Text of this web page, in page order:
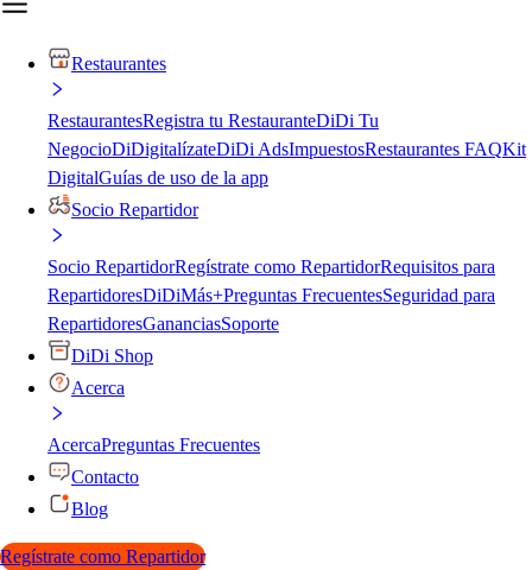
Restaurantes
RestaurantesRegistra tu RestauranteDiDi Tu
NegocioDiDigitalízateDiDi AdsImpuestosRestaurantes FAQKit
DigitalGuías de uso de la app
Socio Repartidor
Socio RepartidorRegístrate como RepartidorRequisitos para
RepartidoresDiDiMás+Preguntas FrecuentesSeguridad para
RepartidoresGananciasSoporte
DiDi Shop
Acerca
AcercaPreguntas Frecuentes
Contacto
Blog
Regístrate como Repartidor